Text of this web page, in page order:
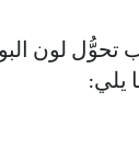
لون
يلي: